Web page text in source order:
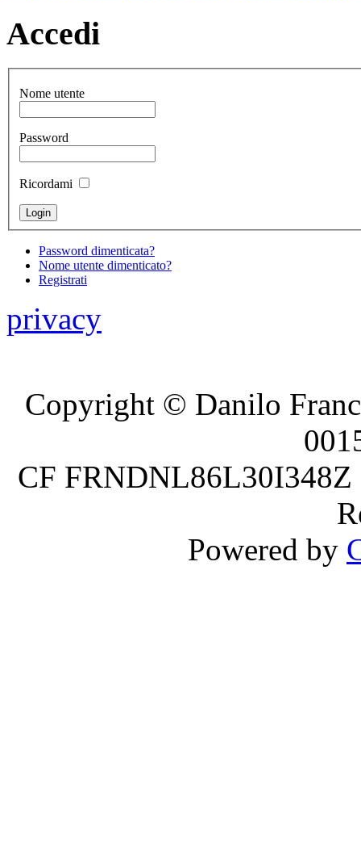
Accedi
Nome utente
Password
Ricordami
Password dimenticata?
Nome utente dimenticato?
Registrati
privacy
Copyright © Danilo
CF
Powered by